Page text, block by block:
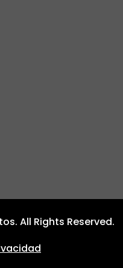
All Rights Reserved.